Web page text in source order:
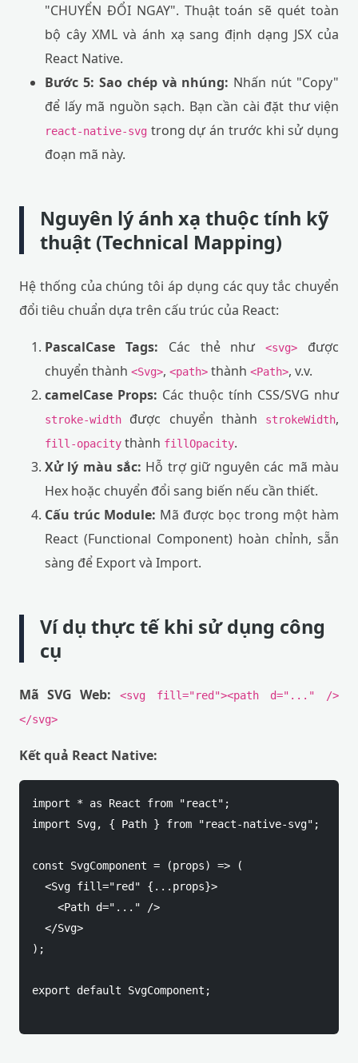
"CHUYỂN ĐỔI NGAY". Thuật toán sẽ quét toàn
bộ cây XML và ánh xạ sang định dạng JSX của
React Native.
Bước 5: Sao chép và nhúng: Nhấn nút "Copy"
để lấy mã nguồn sạch. Bạn cần cài đặt thư viện
react-native-svg trong dự án trước khi sử dụng
đoạn mã này.
Nguyên lý ánh xạ thuộc tính kỹ
thuật (Technical Mapping)
Hệ thống của chúng tôi áp dụng các quy tắc chuyển
đổi tiêu chuẩn dựa trên cấu trúc của React:
PascalCase Tags: Các thẻ như<svg>
được
chuyển thành <Svg>, <path> thành <Path>, v.v.
camelCase Props: Các thuộc tính CSS/SVG như
stroke-width được chuyển thành strokeWidth,
fill-opacity thành fillOpacity.
Xử lý màu sắc: Hỗ trợ giữ nguyên các mã màu
Hex hoặc chuyển đổi sang biến nếu cần thiết.
Cấu trúc Module: Mã được bọc trong một hàm
React (Functional Component) hoàn chỉnh, sẵn
sàng để Export và Import.
Ví dụ thực tế khi sử dụng công
cụ
Mã SVG Web:
<svg fill="red"><path d="..." />
</svg>
Kết quả React Native:
import * as React from "react";
import Svg, { Path } from "react-native-svg";
const SvgComponent = (props) => (
  <Svg fill="red" {...props}>
    <Path d="..." />
  </Svg>
);
export default SvgComponent;